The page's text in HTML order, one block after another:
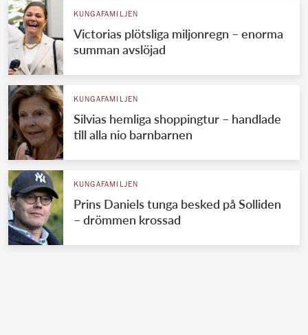
KUNGAFAMILJEN
Victorias plötsliga miljonregn – enorma
summan avslöjad
KUNGAFAMILJEN
Silvias hemliga shoppingtur – handlade
till alla nio barnbarnen
KUNGAFAMILJEN
Prins Daniels tunga besked på Solliden
– drömmen krossad